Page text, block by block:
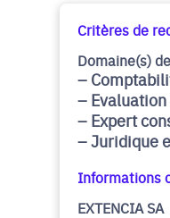
Critères de
Domaine(s)
Expert
Juridique
Informations
EXTENCIA SA